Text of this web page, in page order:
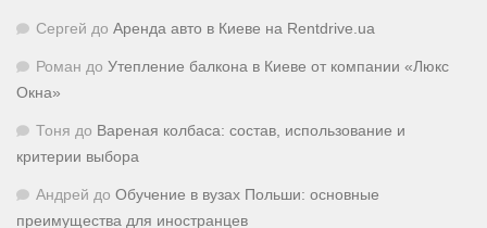
Сергей до Аренда авто в Киеве на Rentdrive.ua
Роман до Утепление балкона в Киеве от компании «Люкс
Окна»
Тоня до Вареная колбаса: состав, использование и
критерии выбора
Андрей до Обучение в вузах Польши: основные
преимущества для иностранцев